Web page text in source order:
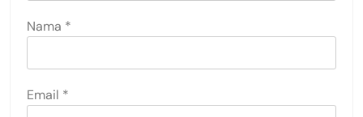
Nama *
Email *